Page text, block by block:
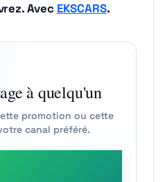
Avec EKSCARS.
à quelqu'un
promotion ou cette
canal préféré.